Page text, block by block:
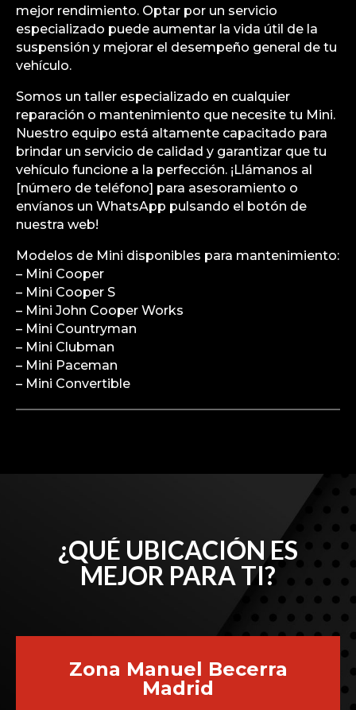
mejor rendimiento. Optar por un servicio
especializado puede aumentar la vida útil de la
suspensión y mejorar el desempeño general de tu
vehículo.
Somos un taller especializado en cualquier
reparación o mantenimiento que necesite tu Mini.
Nuestro equipo está altamente capacitado para
brindar un servicio de calidad y garantizar que tu
vehículo funcione a la perfección. ¡Llámanos al
[número de teléfono] para asesoramiento o
envíanos un WhatsApp pulsando el botón de
nuestra web!
Modelos de Mini disponibles para mantenimiento:
– Mini Cooper
– Mini Cooper S
– Mini John Cooper Works
– Mini Countryman
– Mini Clubman
– Mini Paceman
– Mini Convertible
¿QUÉ UBICACIÓN ES
MEJOR PARA TI?
Zona Manuel Becerra
Madrid